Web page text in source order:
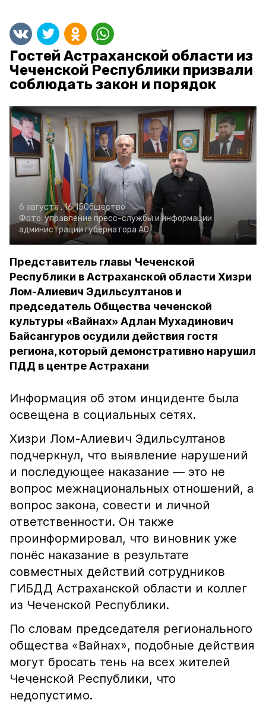
Гостей Астраханской области из
Чеченской Республики призвали
соблюдать закон и порядок
6 августа , 16:15Общество
Фото: управление пресс-службы и информации
администрации губернатора АО
Представитель главы Чеченской
Республики в Астраханской области Хизри
Лом-Алиевич Эдильсултанов и
председатель Общества чеченской
культуры «Вайнах» Адлан Мухадинович
Байсангуров осудили действия гостя
региона, который демонстративно нарушил
ПДД в центре Астрахани
Информация об этом инциденте была
освещена в социальных сетях.
Хизри Лом-Алиевич Эдильсултанов
подчеркнул, что выявление нарушений
и последующее наказание — это не
вопрос межнациональных отношений, а
вопрос закона, совести и личной
ответственности. Он также
проинформировал, что виновник уже
понёс наказание в результате
совместных действий сотрудников
ГИБДД Астраханской области и коллег
из Чеченской Республики.
По словам председателя регионального
общества «Вайнах», подобные действия
могут бросать тень на всех жителей
Чеченской Республики, что
недопустимо.